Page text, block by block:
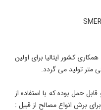
کشور ایتالیا برای اولین
حمل بوده که با استفاده از
برش انواع مصالح از قبیل :